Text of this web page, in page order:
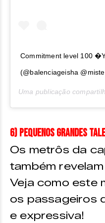
Commitment level 100
(@balenciageisha
Uma publicação
6) Pequenos grandes
Os metrôs da
também
Veja como este
os passageiros
e expressiva!